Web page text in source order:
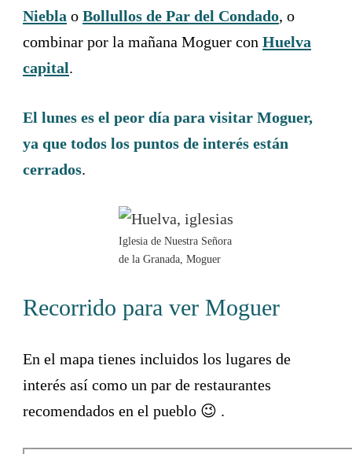
Niebla o Bollullos de Par del Condado, o
combinar por la mañana Moguer con Huelva
capital.
El lunes es el peor día para visitar Moguer,
ya que todos los puntos de interés están
cerrados.
Iglesia de Nuestra Señora
de la Granada, Moguer
Recorrido para ver Moguer
En el mapa tienes incluidos los lugares de
interés así como un par de restaurantes
recomendados en el pueblo 😉 .